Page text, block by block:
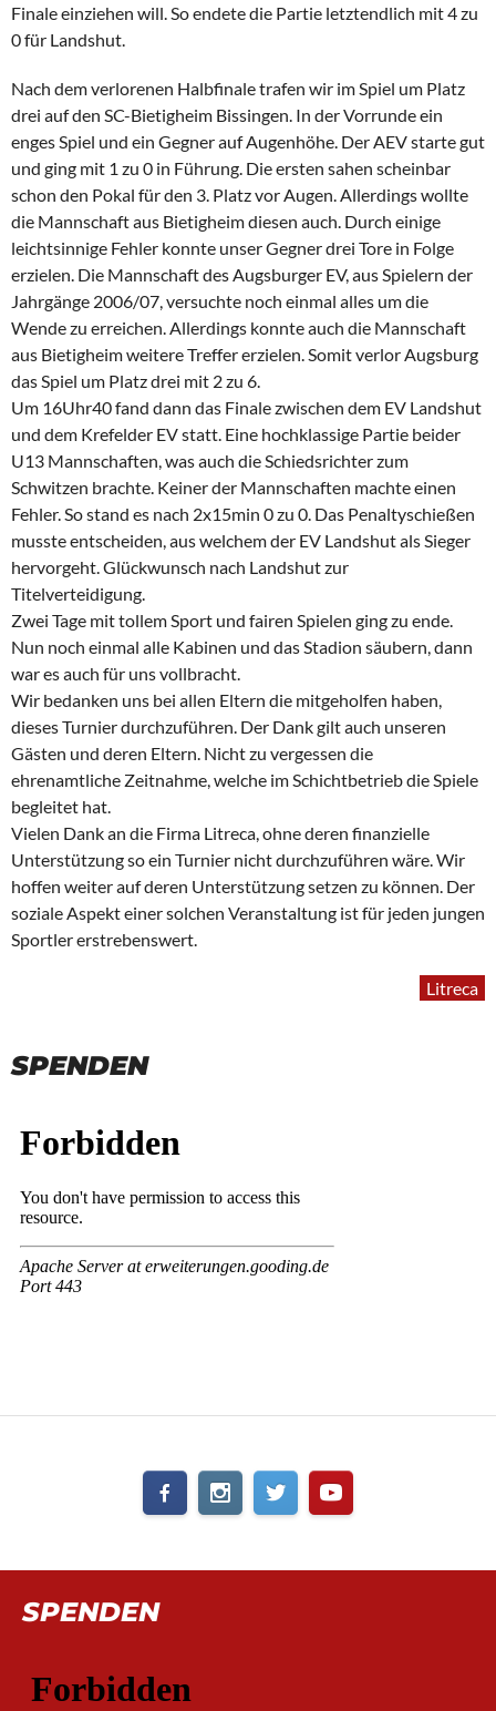
Finale einziehen will. So endete die Partie letztendlich mit 4 zu
0 für Landshut.
Nach dem verlorenen Halbfinale trafen wir im Spiel um Platz
drei auf den SC-Bietigheim Bissingen. In der Vorrunde ein
enges Spiel und ein Gegner auf Augenhöhe. Der AEV starte gut
und ging mit 1 zu 0 in Führung. Die ersten sahen scheinbar
schon den Pokal für den 3. Platz vor Augen. Allerdings wollte
die Mannschaft aus Bietigheim diesen auch. Durch einige
leichtsinnige Fehler konnte unser Gegner drei Tore in Folge
erzielen. Die Mannschaft des Augsburger EV, aus Spielern der
Jahrgänge 2006/07, versuchte noch einmal alles um die
Wende zu erreichen. Allerdings konnte auch die Mannschaft
aus Bietigheim weitere Treffer erzielen. Somit verlor Augsburg
das Spiel um Platz drei mit 2 zu 6.
Um 16Uhr40 fand dann das Finale zwischen dem EV Landshut
und dem Krefelder EV statt. Eine hochklassige Partie beider
U13 Mannschaften, was auch die Schiedsrichter zum
Schwitzen brachte. Keiner der Mannschaften machte einen
Fehler. So stand es nach 2x15min 0 zu 0. Das Penaltyschießen
musste entscheiden, aus welchem der EV Landshut als Sieger
hervorgeht. Glückwunsch nach Landshut zur
Titelverteidigung.
Zwei Tage mit tollem Sport und fairen Spielen ging zu ende.
Nun noch einmal alle Kabinen und das Stadion säubern, dann
war es auch für uns vollbracht.
Wir bedanken uns bei allen Eltern die mitgeholfen haben,
dieses Turnier durchzuführen. Der Dank gilt auch unseren
Gästen und deren Eltern. Nicht zu vergessen die
ehrenamtliche Zeitnahme, welche im Schichtbetrieb die Spiele
begleitet hat.
Vielen Dank an die Firma Litreca, ohne deren finanzielle
Unterstützung so ein Turnier nicht durchzuführen wäre. Wir
hoffen weiter auf deren Unterstützung setzen zu können. Der
soziale Aspekt einer solchen Veranstaltung ist für jeden jungen
Sportler erstrebenswert.
Litreca
SPENDEN
SPENDEN